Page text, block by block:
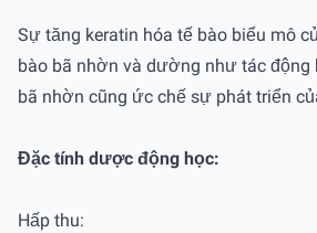
Sự tăng keratin hóa tế bào biểu mô
bào bã nhờn và dường như tác
bã nhờn cũng ức chế sự phát triển
Đặc tính dược động học:
Hấp thu: